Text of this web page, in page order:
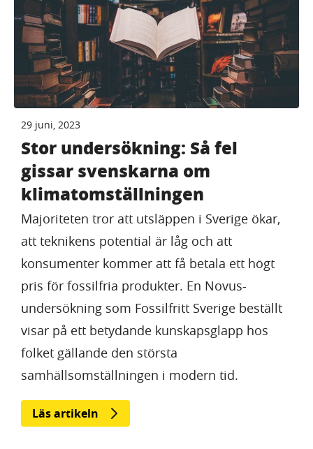
29 juni, 2023
Stor undersökning: Så fel
gissar svenskarna om
klimatomställningen
Majoriteten tror att utsläppen i Sverige ökar,
att teknikens potential är låg och att
konsumenter kommer att få betala ett högt
pris för fossilfria produkter. En Novus-
undersökning som Fossilfritt Sverige beställt
visar på ett betydande kunskapsglapp hos
folket gällande den största
samhällsomställningen i modern tid.
Läs artikeln